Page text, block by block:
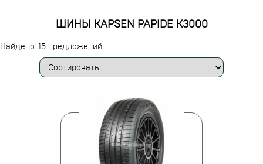
ШИНЫ KAPSEN PAPIDE K3000
Найдено: 15 предложений